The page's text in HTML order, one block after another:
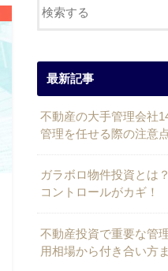
最新記事
不動産の大手管理会社
管理を任せる際の注意
ガラボロ物件投資とは
コントロールがカギ！
不動産投資で重要な管
用相場から付き合い方